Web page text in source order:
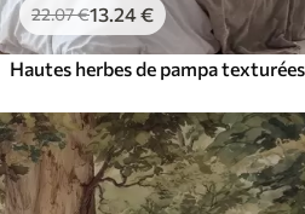
22.07€13 .24€